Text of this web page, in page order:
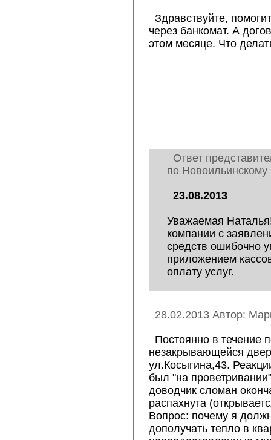
Здравствуйте,
через банкомат. А
этом месяце. Что
Ответ
по Новоильинскому
23.08.2013
Уважаемая
компании с
средств ошибочно
приложением
оплату услуг.
28.02.2013 Автор:
Постоянно в течение
незакрывающейся
ул.Косыгина,43.
был "на
доводчик сломан
распахнута
Вопрос: почему я
дополучать тепло в